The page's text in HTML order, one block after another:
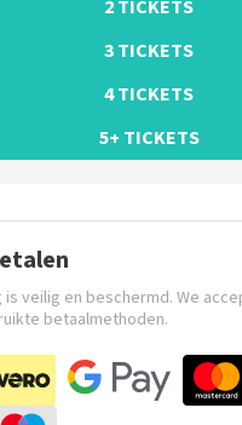
2 TICKETS
3 TICKETS
4 TICKETS
5+ TICKETS
is veilig en beschermd. We
betaalmethoden.